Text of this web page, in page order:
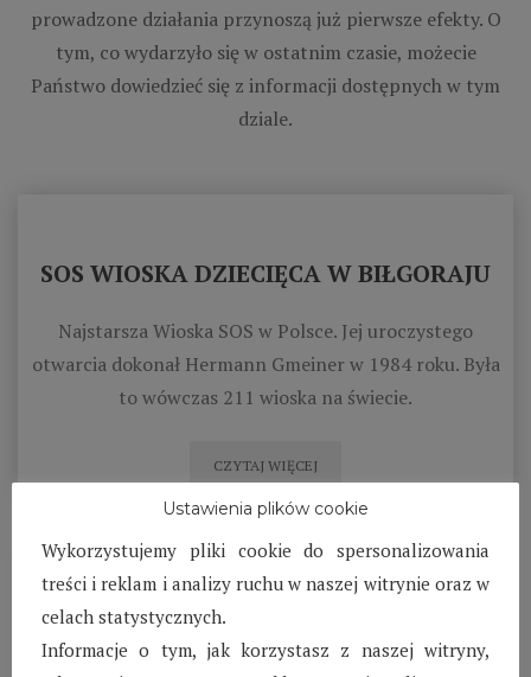
prowadzone działania przynoszą już pierwsze efekty. O
tym, co wydarzyło się w ostatnim czasie, możecie
Państwo dowiedzieć się z informacji dostępnych w tym
dziale.
SOS WIOSKA DZIECIĘCA W BIŁGORAJU
Najstarsza Wioska SOS w Polsce. Jej uroczystego
otwarcia dokonał Hermann Gmeiner w 1984 roku. Była
to wówczas 211 wioska na świecie.
CZYTAJ WIĘCEJ
SOS WIOSKA DZIECIĘCA W KARLINIE
Najmłodsza SOS Wioska Dziecięca w Polsce, działająca
Ustawienia plików cookie
Wykorzystujemy pliki cookie do spersonalizowania
treści i reklam i analizy ruchu w naszej witrynie oraz w
celach statystycznych.
Informacje o tym, jak korzystasz z naszej witryny,